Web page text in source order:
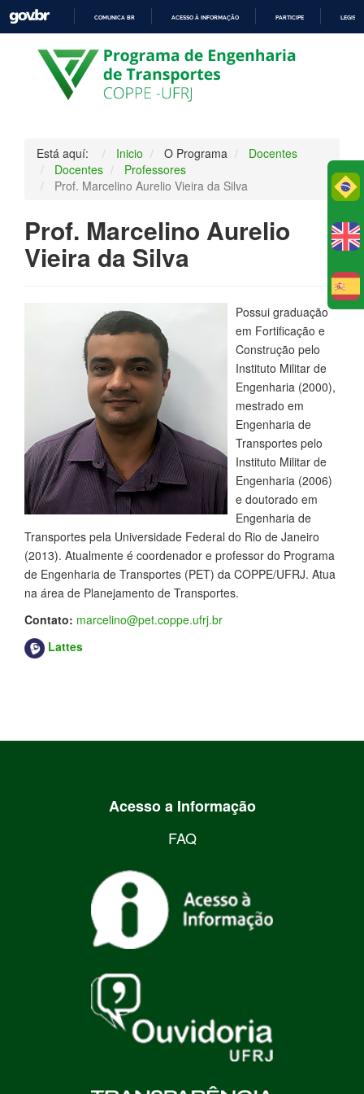
PARA
O
CONTEÚDO
COMUNICA BR ACESSO À INFORMAÇÃO PARTICIPE
Está aquí: Inicio O Programa
Docentes
Docentes
Professores
Prof. Marcelino Aurelio Vieira da Silva
Prof. Marcelino Aurelio
Vieira da Silva
Possui graduação
em Fortificação e
Construção pelo
Instituto Militar de
Engenharia (2000),
mestrado em
Engenharia de
Transportes pelo
Instituto Militar de
Engenharia (2006)
e doutorado em
Engenharia de
Transportes pela Universidade Federal do Rio de Janeiro
(2013). Atualmente é coordenador e professor do Programa
de Engenharia de Transportes (PET) da COPPE/UFRJ. Atua
na área de Planejamento de Transportes.
Contato: marcelino@pet.coppe.ufrj.br
Lattes
Acesso a Informação
FAQ